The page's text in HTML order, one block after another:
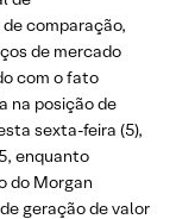
comparação,
de mercado
com o fato
na posição de
sexta-feira (5),
enquanto
do Morgan
geração de valor